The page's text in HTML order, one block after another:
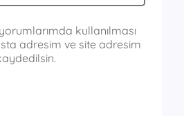
kullanılması
adresim ve site adresim